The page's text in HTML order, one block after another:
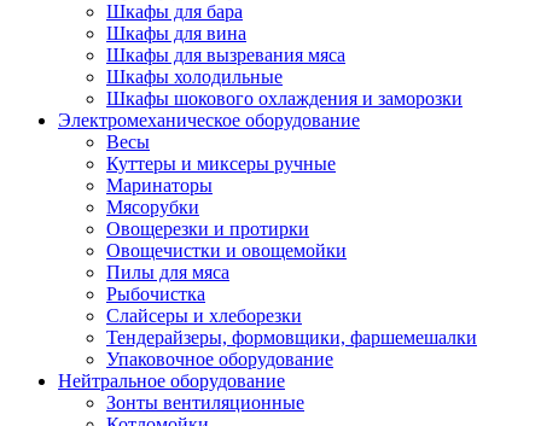
Шкафы для бара
Шкафы для вина
Шкафы для вызревания мяса
Шкафы холодильные
Шкафы шокового охлаждения и заморозки
Электромеханическое оборудование
Весы
Куттеры и миксеры ручные
Маринаторы
Мясорубки
Овощерезки и протирки
Овощечистки и овощемойки
Пилы для мяса
Рыбочистка
Слайсеры и хлеборезки
Тендерайзеры, формовщики, фаршемешалки
Упаковочное оборудование
Нейтральное оборудование
Зонты вентиляционные